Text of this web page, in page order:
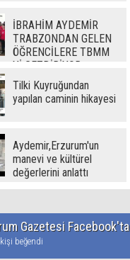
İBRAHİM AYDEMİR
TRABZONDAN GELEN
ÖĞRENCİLERE TBMM
Yİ GEZDİRİYOR
Tilki Kuyruğundan
yapılan caminin hikayesi
Aydemir,Erzurum'un
manevi ve kültürel
değerlerini anlattı
Gazetesi Facebook'ta
kişi beğendi